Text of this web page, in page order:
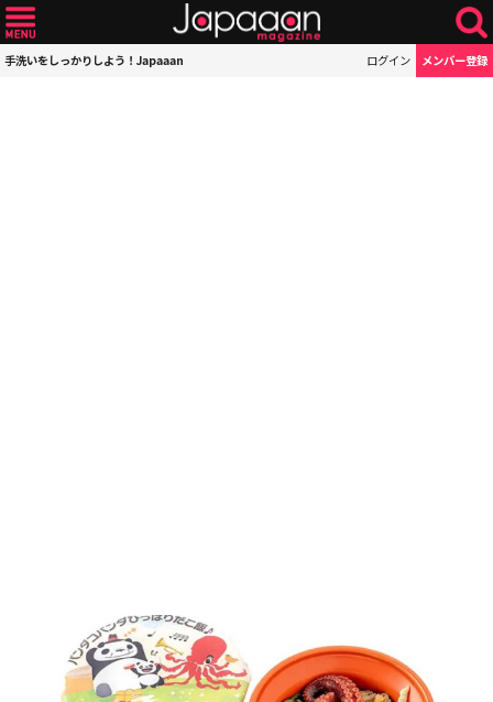
手洗いをしっかりしよう！Japaaan ログイン メンバー登録